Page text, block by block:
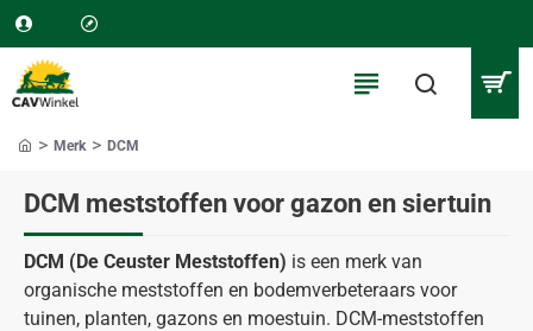
DCM meststoffen voor gazon en siertuin
Merk DCM
DCM (De Ceuster Meststoffen) is een merk van
organische meststoffen en bodemverbeteraars voor
tuinen, planten, gazons en moestuin. DCM-meststoffen